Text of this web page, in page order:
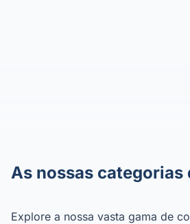
As nossas categorias
Explore a nossa vasta gama de